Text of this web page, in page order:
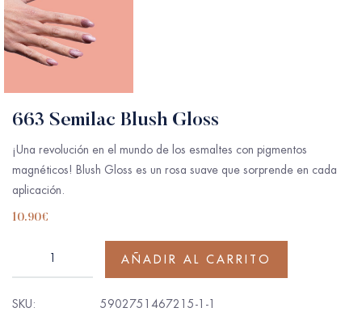
663 Semilac Blush Gloss
¡Una revolución en el mundo de los esmaltes con pigmentos
magnéticos! Blush Gloss es un rosa suave que sorprende en cada
aplicación.
10.90€
AÑADIR AL CARRITO
SKU:
5902751467215-1-1